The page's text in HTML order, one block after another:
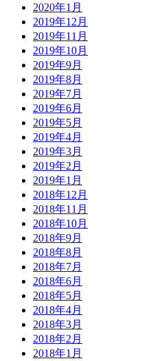
2020年1月
2019年12月
2019年11月
2019年10月
2019年9月
2019年8月
2019年7月
2019年6月
2019年5月
2019年4月
2019年3月
2019年2月
2019年1月
2018年12月
2018年11月
2018年10月
2018年9月
2018年8月
2018年7月
2018年6月
2018年5月
2018年4月
2018年3月
2018年2月
2018年1月